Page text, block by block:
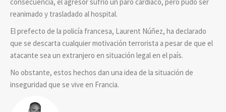
reanimado y trasladado al hospital.
El prefecto de la policía francesa, Laurent Núñez, ha declarado
que se descarta cualquier motivación terrorista a pesar de que el
atacante sea un extranjero en situación legal en el país.
No obstante, estos hechos dan una idea de la situación de
inseguridad que se vive en Francia.